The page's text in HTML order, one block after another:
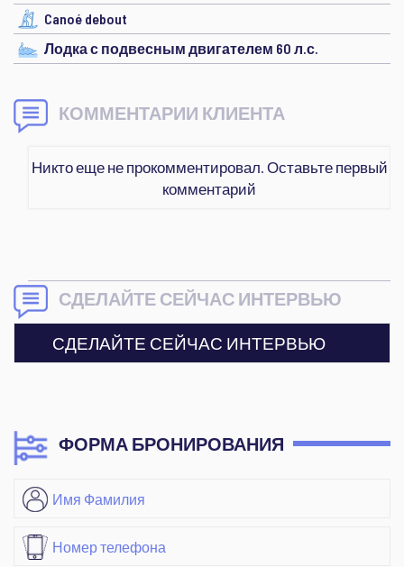
Canoé debout
Лодка с подвесным двигателем 60 л.с.
КОММЕНТАРИИ КЛИЕНТА
Никто еще не прокомментировал. Оставьте первый
комментарий
СДЕЛАЙТЕ СЕЙЧАС ИНТЕРВЬЮ
СДЕЛАЙТЕ СЕЙЧАС ИНТЕРВЬЮ
ФОРМА БРОНИРОВАНИЯ